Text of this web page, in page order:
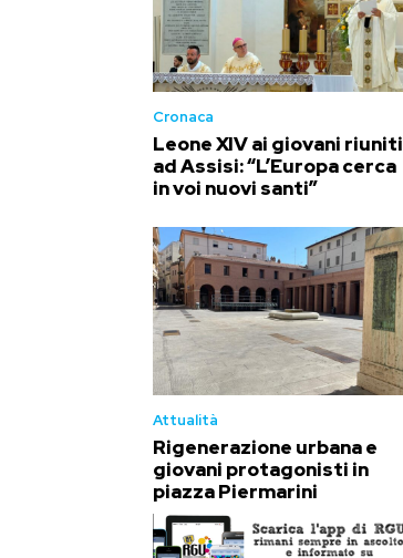
Cronaca
Leone XIV ai giovani riuniti
ad Assisi: “L’Europa cerca
in voi nuovi santi”
Attualità
Rigenerazione urbana e
giovani protagonisti in
piazza Piermarini